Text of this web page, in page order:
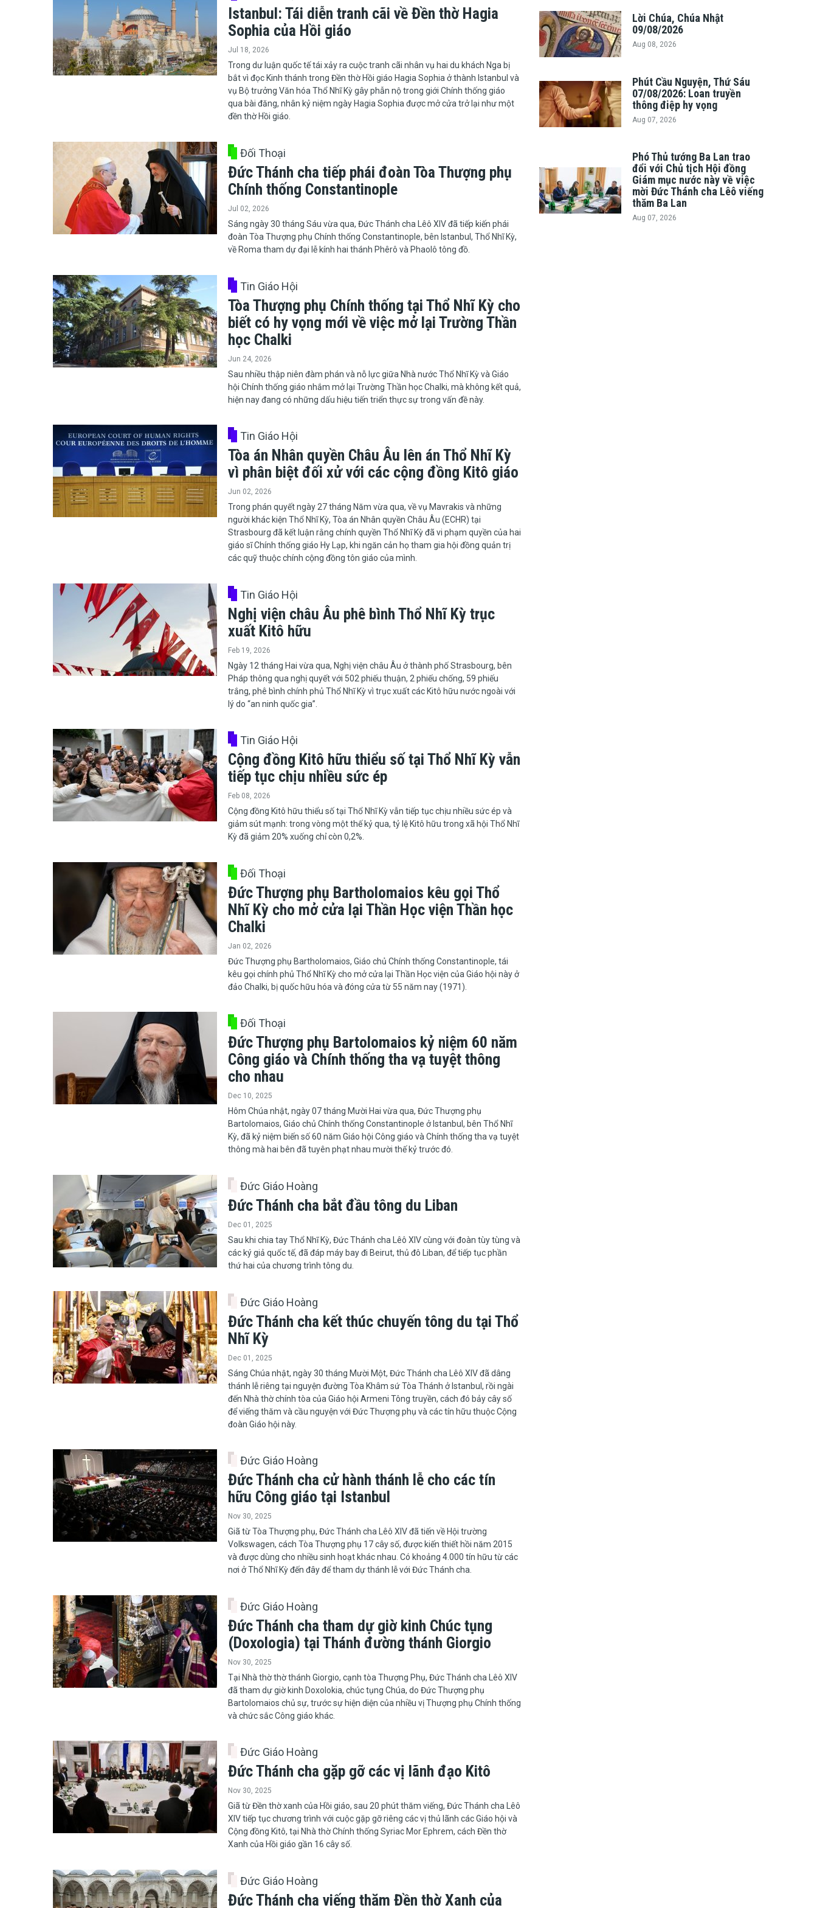
Istanbul: Tái diễn tranh cãi về Đền thờ Hagia
Sophia của Hồi giáo
Jul 18, 2026
Trong dư luận quốc tế tái xảy ra cuộc tranh cãi nhân vụ hai du khách Nga bị
bắt vì đọc Kinh thánh trong Đền thờ Hồi giáo Hagia Sophia ở thành Istanbul và
vụ Bộ trưởng Văn hóa Thổ Nhĩ Kỳ gây phẫn nộ trong giới Chính thống giáo
qua bài đăng, nhân kỷ niệm ngày Hagia Sophia được mở cửa trở lại như một
đền thờ Hồi giáo.
Đối Thoại
Đức Thánh cha tiếp phái đoàn Tòa Thượng phụ
Chính thống Constantinople
Jul 02, 2026
Sáng ngày 30 tháng Sáu vừa qua, Đức Thánh cha Lêô XIV đã tiếp kiến phái
đoàn Tòa Thượng phụ Chính thống Constantinople, bên Istanbul, Thổ Nhĩ Kỳ,
về Roma tham dự đại lễ kính hai thánh Phêrô và Phaolô tông đồ.
Tin Giáo Hội
Tòa Thượng phụ Chính thống tại Thổ Nhĩ Kỳ cho
biết có hy vọng mới về việc mở lại Trường Thần
học Chalki
Jun 24, 2026
​​​​​​​Sau nhiều thập niên đàm phán và nỗ lực giữa Nhà nước Thổ Nhĩ Kỳ và Giáo
hội Chính thống giáo nhắm mở lại Trường Thần học Chalki, mà không kết quả,
hiện nay đang có những dấu hiệu tiến triển thực sự trong vấn đề này.
Tin Giáo Hội
Tòa án Nhân quyền Châu Âu lên án Thổ Nhĩ Kỳ
vì phân biệt đối xử với các cộng đồng Kitô giáo
Jun 02, 2026
Trong phán quyết ngày 27 tháng Năm vừa qua, về vụ Mavrakis và những
người khác kiện Thổ Nhĩ Kỳ, Tòa án Nhân quyền Châu Âu (ECHR) tại
Strasbourg đã kết luận rằng chính quyền Thổ Nhĩ Kỳ đã vi phạm quyền của hai
giáo sĩ Chính thống giáo Hy Lạp, khi ngăn cản họ tham gia hội đồng quản trị
các quỹ thuộc chính cộng đồng tôn giáo của mình.
Tin Giáo Hội
Nghị viện châu Âu phê bình Thổ Nhĩ Kỳ trục
xuất Kitô hữu
Feb 19, 2026
​​​​​​​Ngày 12 tháng Hai vừa qua, Nghị viện châu Âu ở thành phố Strasbourg, bên
Pháp thông qua nghị quyết với 502 phiếu thuận, 2 phiếu chống, 59 phiếu
trắng, phê bình chính phủ Thổ Nhĩ Kỳ vì trục xuất các Kitô hữu nước ngoài với
lý do “an ninh quốc gia”.
Tin Giáo Hội
Cộng đồng Kitô hữu thiểu số tại Thổ Nhĩ Kỳ vẫn
tiếp tục chịu nhiều sức ép
Feb 08, 2026
​​​​​​​Cộng đồng Kitô hữu thiểu số tại Thổ Nhĩ Kỳ vẫn tiếp tục chịu nhiều sức ép và
giảm sút mạnh: trong vòng một thế kỷ qua, tỷ lệ Kitô hữu trong xã hội Thổ Nhĩ
Kỳ đã giảm 20% xuống chỉ còn 0,2%.
Đối Thoại
Đức Thượng phụ Bartholomaios kêu gọi Thổ
Nhĩ Kỳ cho mở cửa lại Thần Học viện Thần học
Chalki
Jan 02, 2026
​​​​​​​Đức Thượng phụ Bartholomaios, Giáo chủ Chính thống Constantinople, tái
kêu gọi chính phủ Thổ Nhĩ Kỳ cho mở cửa lại Thần Học viện của Giáo hội này ở
đảo Chalki, bị quốc hữu hóa và đóng cửa từ 55 năm nay (1971).
Đối Thoại
Đức Thượng phụ Bartolomaios kỷ niệm 60 năm
Công giáo và Chính thống tha vạ tuyệt thông
cho nhau
Dec 10, 2025
​​​​​​​Hôm Chúa nhật, ngày 07 tháng Mười Hai vừa qua, Đức Thượng phụ
Bartolomaios, Giáo chủ Chính thống Constantinople ở Istanbul, bên Thổ Nhĩ
Kỳ, đã kỷ niệm biến số 60 năm Giáo hội Công giáo và Chính thống tha vạ tuyệt
thông mà hai bên đã tuyên phạt nhau mười thế kỷ trước đó.
Đức Giáo Hoàng
Đức Thánh cha bắt đầu tông du Liban
Dec 01, 2025
​​​​​​​Sau khi chia tay Thổ Nhĩ Kỳ, Đức Thánh cha Lêô XIV cùng với đoàn tùy tùng và
các ký giả quốc tế, đã đáp máy bay đi Beirut, thủ đô Liban, để tiếp tục phần
thứ hai của chương trình tông du.
Đức Giáo Hoàng
Đức Thánh cha kết thúc chuyến tông du tại Thổ
Nhĩ Kỳ
Dec 01, 2025
Sáng Chúa nhật, ngày 30 tháng Mười Một, Đức Thánh cha Lêô XIV đã dâng
thánh lễ riêng tại nguyện đường Tòa Khâm sứ Tòa Thánh ở Istanbul, rồi ngài
đến Nhà thờ chính tòa của Giáo hội Armeni Tông truyền, cách đó bảy cây số
để viếng thăm và cầu nguyện với Đức Thượng phụ và các tín hữu thuộc Cộng
đoàn Giáo hội này.
Đức Giáo Hoàng
Đức Thánh cha cử hành thánh lễ cho các tín
hữu Công giáo tại Istanbul
Nov 30, 2025
Giã từ Tòa Thượng phụ, Đức Thánh cha Lêô XIV đã tiến về Hội trường
Volkswagen, cách Tòa Thượng phụ 17 cây số, được kiến thiết hồi năm 2015
và được dùng cho nhiều sinh hoạt khác nhau. Có khoảng 4.000 tín hữu từ các
nơi ở Thổ Nhĩ Kỳ đến đây để tham dự thánh lễ với Đức Thánh cha.
Đức Giáo Hoàng
Đức Thánh cha tham dự giờ kinh Chúc tụng
(Doxologia) tại Thánh đường thánh Giorgio
Nov 30, 2025
​​​​​​​Tại Nhà thờ thờ thánh Giorgio, cạnh tòa Thượng Phụ, Đức Thánh cha Lêô XIV
đã tham dự giờ kinh Doxolokia, chúc tụng Chúa, do Đức Thượng phụ
Bartolomaios chủ sự, trước sự hiện diện của nhiều vị Thượng phụ Chính thống
và chức sắc Công giáo khác.
Đức Giáo Hoàng
Đức Thánh cha gặp gỡ các vị lãnh đạo Kitô
Nov 30, 2025
Giã từ Đền thờ xanh của Hồi giáo, sau 20 phút thăm viếng, Đức Thánh cha Lêô
XIV tiếp tục chương trình với cuộc gặp gỡ riêng các vị thủ lãnh các Giáo hội và
Cộng đồng Kitô, tại Nhà thờ Chính thống Syriac Mor Ephrem, cách Đền thờ
Xanh của Hồi giáo gần 16 cây số.
Đức Giáo Hoàng
Đức Thánh cha viếng thăm Đền thờ Xanh của
Lời Chúa, Chúa Nhật
09/08/2026
Aug 08, 2026
Phút Cầu Nguyện, Thứ Sáu
07/08/2026: Loan truyền
thông điệp hy vọng
Aug 07, 2026
Phó Thủ tướng Ba Lan trao
đổi với Chủ tịch Hội đồng
Giám mục nước này về việc
mời Đức Thánh cha Lêô viếng
thăm Ba Lan
Aug 07, 2026